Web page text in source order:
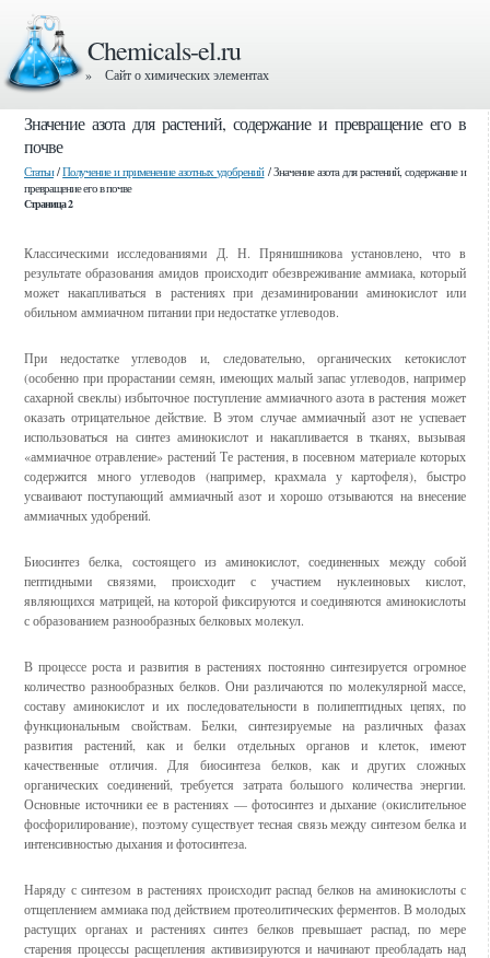
Chemicals-el.ru
» Сайт о химических элементах
Значение азота для растений, содержание и превращение его в
почве
Статьи/Получение и применение азотных удобрений/ Значение азота для растений, содержание и
превращение его в почве
Страница 2
Классическими исследованиями Д. Н. Прянишникова установлено, что в
результате образования амидов происходит обезвреживание аммиака, который
может накапливаться в растениях при дезаминировании аминокислот или
обильном аммиачном питании при недостатке углеводов.
При недостатке углеводов и, следовательно, органических кетокислот
(особенно при прорастании семян, имеющих малый запас углеводов, например
сахарной свеклы) избыточное поступление аммиачного азота в растения может
оказать отрицательное действие. В этом случае аммиачный азот не успевает
использоваться на синтез аминокислот и накапливается в тканях, вызывая
«аммиачное отравление» растений Те растения, в посевном материале которых
содержится много углеводов (например, крахмала у картофеля), быстро
усваивают поступающий аммиачный азот и хорошо отзываются на внесение
аммиачных удобрений.
Биосинтез белка, состоящего из аминокислот, соединенных между собой
пептидными связями, происходит с участием нуклеиновых кислот,
являющихся матрицей, на которой фиксируются и соединяются аминокислоты
с образованием разнообразных белковых молекул.
В процессе роста и развития в растениях постоянно синтезируется огромное
количество разнообразных белков. Они различаются по молекулярной массе,
составу аминокислот и их последовательности в полипептидных цепях, по
функциональным свойствам. Белки, синтезируемые на различных фазах
развития растений, как и белки отдельных органов и клеток, имеют
качественные отличия. Для биосинтеза белков, как и других сложных
органических соединений, требуется затрата большого количества энергии.
Основные источники ее в растениях — фотосинтез и дыхание (окислительное
фосфорилирование), поэтому существует тесная связь между синтезом белка и
интенсивностью дыхания и фотосинтеза.
Наряду с синтезом в растениях происходит распад белков на аминокислоты с
отщеплением аммиака под действием протеолитических ферментов. В молодых
растущих органах и растениях синтез белков превышает распад, по мере
старения процессы расщепления активизируются и начинают преобладать над